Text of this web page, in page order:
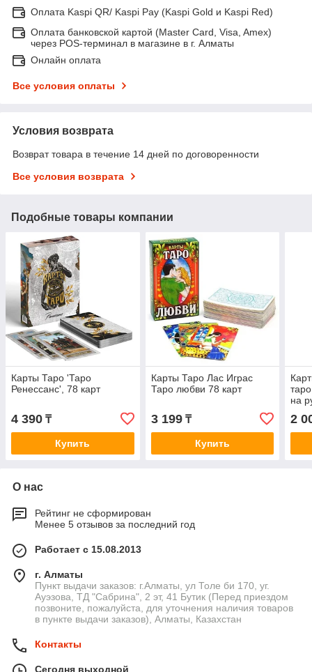
Оплата Kaspi QR/ Kaspi Pay (Kaspi Gold и Kaspi Red)
Оплата банковской картой (Master Card, Visa, Amex)
через POS-терминал в магазине в г. Алматы
Онлайн оплата
Все условия оплаты
Условия возврата
Возврат товара в течение 14 дней по договоренности
Все условия возврата
Подобные товары компании
Карты Таро 'Таро
Ренессанс', 78 карт
4 390 ₸
Купить
Карты Таро Лас Играс
Таро любви 78 карт
3 199₸
Купить
на
2
О нас
Рейтинг не сформирован
Менее 5 отзывов за последний год
Работает с 15.08.2013
г. Алматы
Пункт выдачи заказов: г.Алматы, ул Толе би 170, уг.
Ауэзова, ТД "Сабрина", 2 эт, 41 Бутик (Перед приездом
позвоните, пожалуйста, для уточнения наличия товаров
в пункте выдачи заказов), Алматы, Казахстан
Контакты
Сегодня выходной